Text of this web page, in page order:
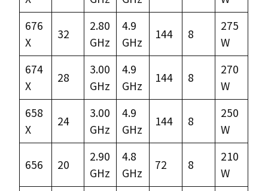
676
X
32
2.80
GHz
4.9
GHz
144 8
275
W
674
X
28
3.00
GHz
4.9
GHz
144 8
270
W
658
X
24
3.00
GHz
4.9
GHz
144 8
250
W
656 20
2.90
GHz
4.8
GHz
72 8
210
W